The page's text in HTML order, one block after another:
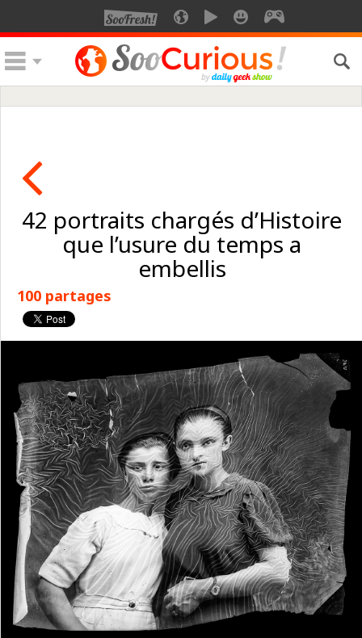
42 portraits chargés d’Histoire
que l’usure du temps a
embellis
100 partages